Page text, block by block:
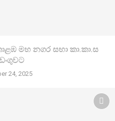
මහ නගර සභා කා.කා.ස
24, 2025